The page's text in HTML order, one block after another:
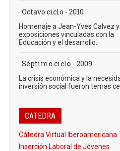
Octavo ciclo - 2010
Homenaje a Jean-Yves Calvez y
exposiciones vinculadas con la
Educación y el desarrollo.
Séptimo ciclo - 2009
La crisis económica y la
inversión social fueron temas
CATEDRA
Cátedra Virtual Iberoamericana
Inserción Laboral de Jóvenes